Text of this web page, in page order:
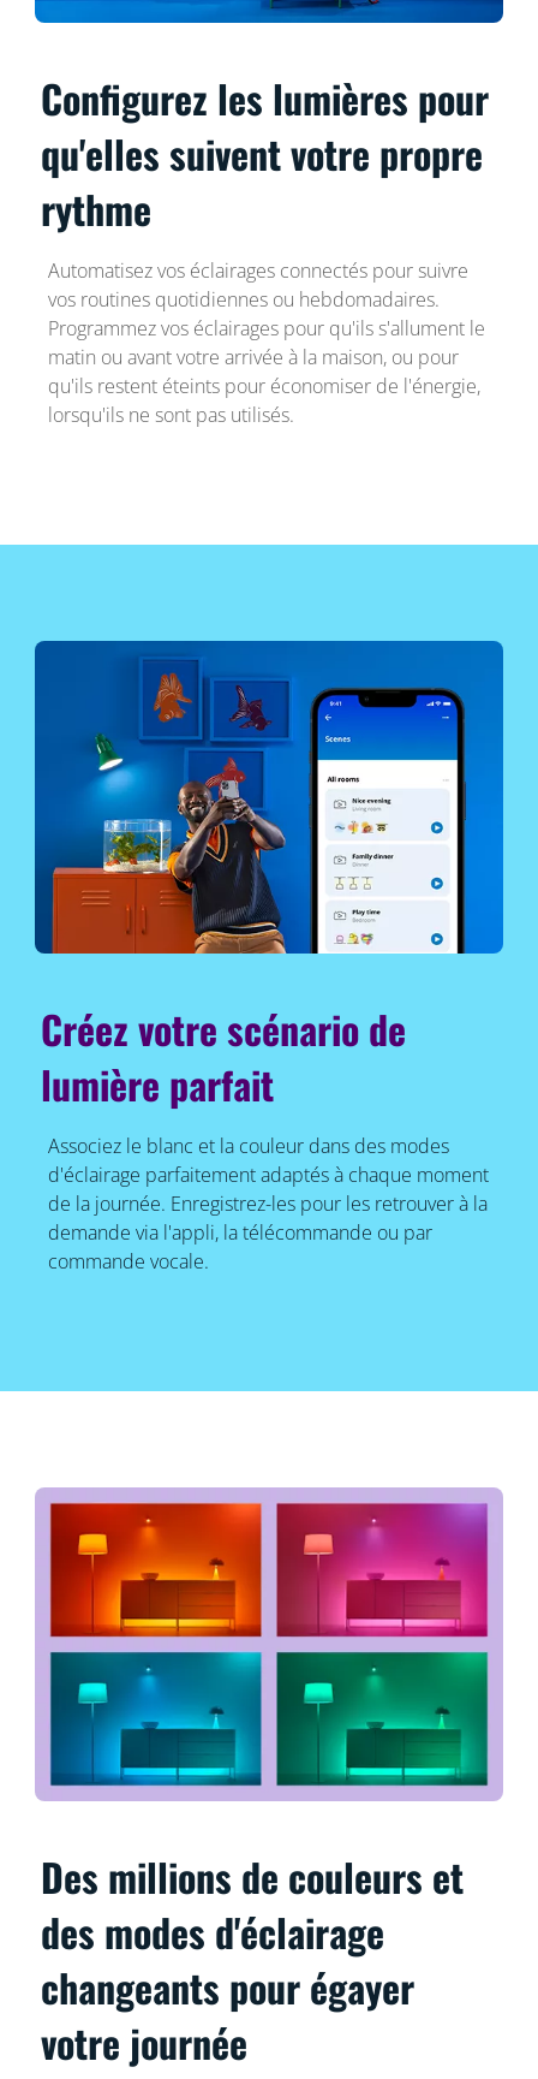
Configurez les lumières pour
qu'elles suivent votre propre
rythme
Automatisez vos éclairages connectés pour suivre
vos routines quotidiennes ou hebdomadaires.
Programmez vos éclairages pour qu'ils s'allument le
matin ou avant votre arrivée à la maison, ou pour
qu'ils restent éteints pour économiser de l'énergie,
lorsqu'ils ne sont pas utilisés.
Créez votre scénario de
lumière parfait
Associez le blanc et la couleur dans des modes
d'éclairage parfaitement adaptés à chaque moment
de la journée. Enregistrez-les pour les retrouver à la
demande via l'appli, la télécommande ou par
commande vocale.
Des millions de couleurs et
des modes d'éclairage
changeants pour égayer
votre journée